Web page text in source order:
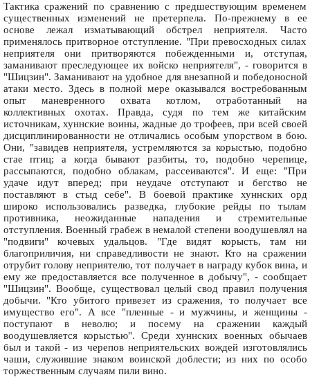
Тактика сражений по сравнению с предшествующим временем
существенных изменений не претерпела. По-прежнему в ее
основе лежал изматывающий обстрел неприятеля. Часто
применялось притворное отступление. "При превосходных силах
неприятеля они притворяются побежденными и, отступая,
заманивают преследующее их войско неприятеля", - говорится в
"Шицзин". Заманивают на удобное для внезапной и победоносной
атаки место. Здесь в полной мере оказывался востребованным
опыт маневренного охвата котлом, отработанный на
коллективных охотах. Правда, судя по тем же китайским
источникам, хуннские воины, жадные до трофеев, при всей своей
дисциплинированности не отличались особым упорством в бою.
Они, "завидев неприятеля, устремляются за корыстью, подобно
стае птиц; а когда бывают разбиты, то, подобно черепице,
рассыпаются, подобно облакам, рассеиваются". И еще: "При
удаче идут вперед; при неудаче отступают и бегство не
поставляют в стыд себе". В боевой практике хуннских орд
широко использовались разведка, глубокие рейды по тылам
противника, неожиданные нападения и стремительные
отступления. Военный грабеж в немалой степени воодушевлял на
"подвиги" кочевых удальцов. "Где видят корысть, там ни
благоприличия, ни справедливости не знают. Кто на сражении
отрубит голову неприятелю, тот получает в награду кубок вина, и
ему же предоставляется все полученное в добычу", - сообщает
"Шицзин". Вообще, существовал целый свод правил получения
добычи. "Кто убитого привезет из сражения, то получает все
имущество его". А все "пленные - и мужчины, и женщины -
поступают в неволю; и посему на сражении каждый
воодушевляется корыстью". Среди хуннских военных обычаев
был и такой - из черепов неприятельских вождей изготовлялись
чаши, служившие знаком воинской доблести; из них по особо
торжественным случаям пили вино.